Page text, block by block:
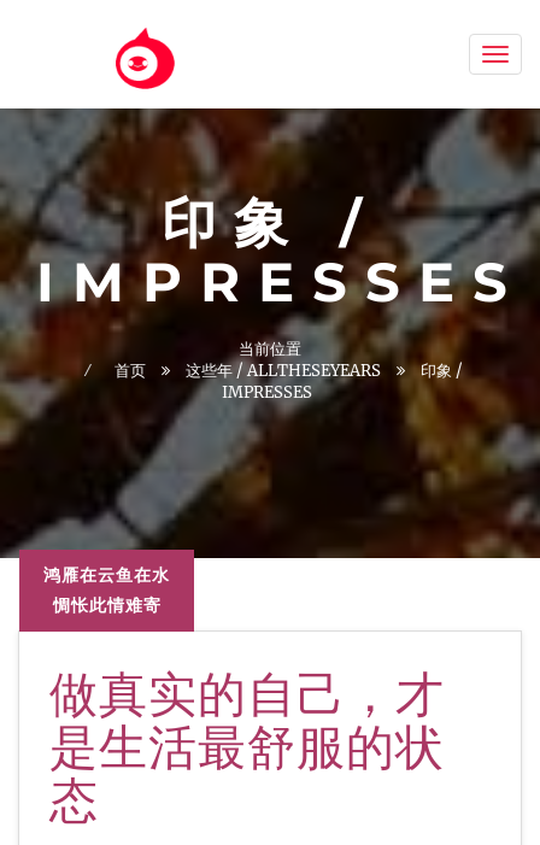
印象 /
IMPRESSES
当前位置
首页
这些年 / ALLTHESEYEARS
印象 /
IMPRESSES
鸿雁在云鱼在水
惆怅此情难寄
做真实的自己，才
是生活最舒服的状
态